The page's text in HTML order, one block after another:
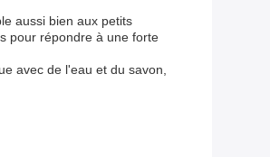
aussi bien aux petits
pour répondre à une forte
avec de l'eau et du savon,